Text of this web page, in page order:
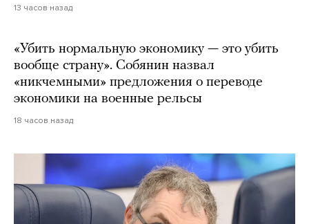
13 часов назад
«Убить нормальную экономику — это убить
вообще страну». Собянин назвал
«никчемными» предложения о переводе
экономики на военные рельсы
18 часов назад